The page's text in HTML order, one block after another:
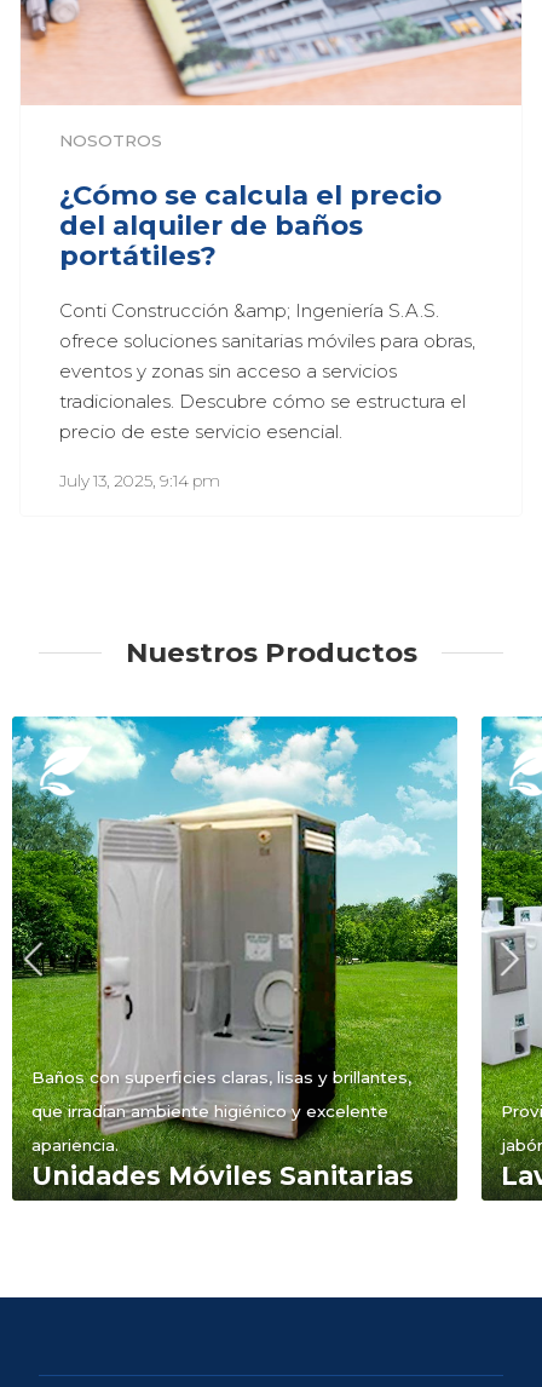
NOSOTROS
¿Cómo se calcula el precio
del alquiler de baños
portátiles?
Conti Construcción &amp; Ingeniería S.A.S.
ofrece soluciones sanitarias móviles para obras,
eventos y zonas sin acceso a servicios
tradicionales. Descubre cómo se estructura el
precio de este servicio esencial.
July 13, 2025, 9:14 pm
Nuestros Productos
Baños con superficies claras, lisas y brillantes,
que irradian ambiente higiénico y excelente
apariencia.
Unidades Móviles Sanitarias